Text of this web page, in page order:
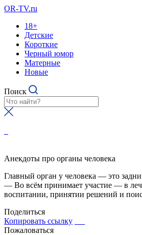
OR-TV.ru
18+
Детские
Короткие
Черный юмор
Матерные
Новые
Поиск
Анекдоты про органы человека
Главный орган у человека — это
— Во всём принимает участие — в
воспитании, принятии решений и
Поделиться
Копировать ссылку
Пожаловаться